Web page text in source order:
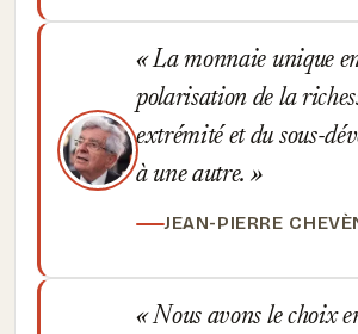
La monnaie unique
polarisation de la
extrémité et du sous-
à une autre.
JEAN-PIERRE
Nous avons le choix